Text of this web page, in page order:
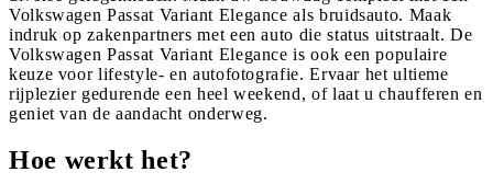
Volkswagen Passat Variant Elegance als bruidsauto. Maak
indruk op zakenpartners met een auto die status uitstraalt. De
Volkswagen Passat Variant Elegance is ook een populaire
keuze voor lifestyle- en autofotografie. Ervaar het ultieme
rijplezier gedurende een heel weekend, of laat u chaufferen en
geniet van de aandacht onderweg.
Hoe werkt het?